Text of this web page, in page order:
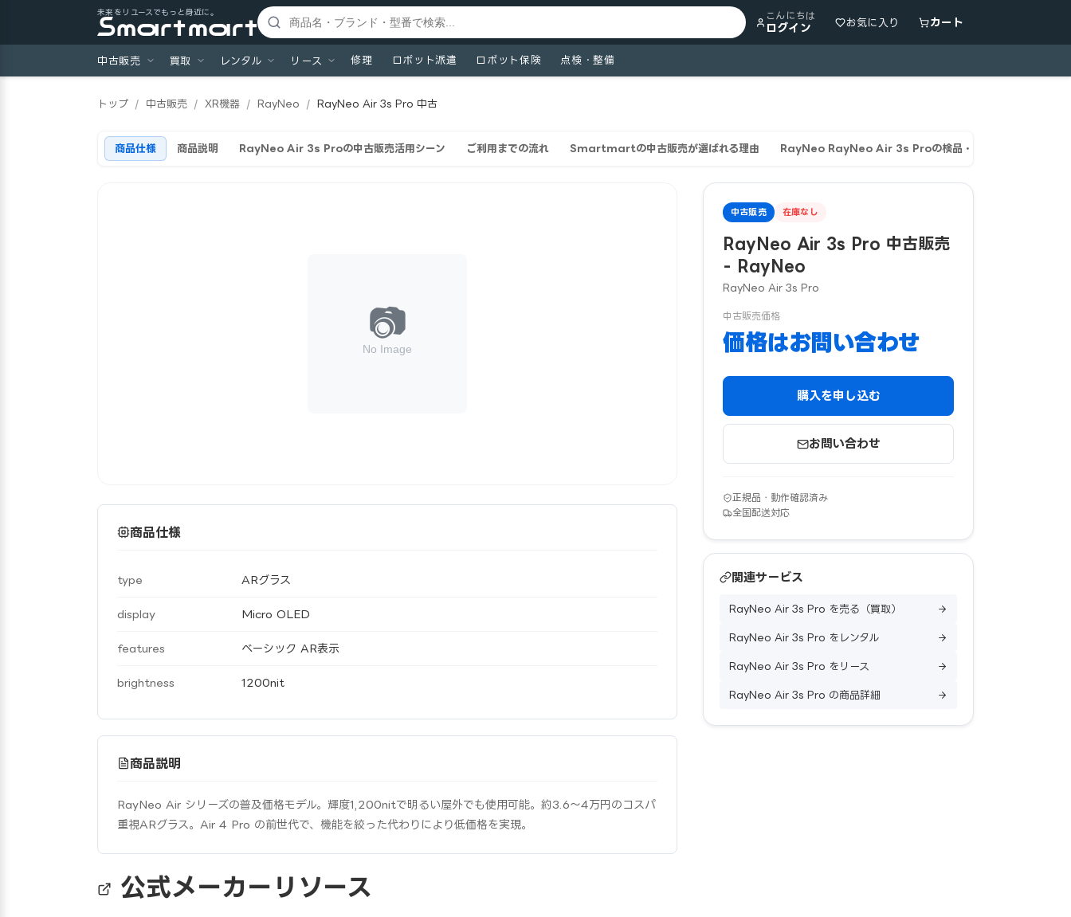
未来をリユースでもっと身近に。 こんにちは
ログイン お気に入り カート
中古販売 買取 レンタル リース 修理 ロボット派遣 ロボット保険 点検・整備
トップ / 中古販売 / XR機器 / RayNeo / RayNeo Air 3s Pro 中古
商品仕様 商品説明 RayNeo Air 3s Proの中古販売活用シーン ご利用までの流れ Smartmartの中古販売が選ばれる理由 RayNeo RayNeo Air 3s Proの検品・整備体制
商品仕様
type ARグラス
display Micro OLED
features ベーシック AR表示
brightness 1200nit
商品説明
RayNeo Air シリーズの普及価格モデル。輝度1,200nitで明るい屋外でも使用可能。約3.6〜4万円のコスパ
重視ARグラス。Air 4 Pro の前世代で、機能を絞った代わりにより低価格を実現。
公式メーカーリソース
中古販売 在庫なし
RayNeo Air 3s Pro 中古販売
- RayNeo
RayNeo Air 3s Pro
中古販売価格
価格はお問い合わせ
購入を申し込む
お問い合わせ
正規品・動作確認済み
全国配送対応
関連サービス
RayNeo Air 3s Pro を売る（買取）
RayNeo Air 3s Pro をレンタル
RayNeo Air 3s Pro をリース
RayNeo Air 3s Pro の商品詳細